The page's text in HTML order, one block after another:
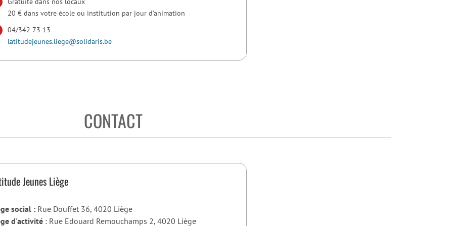
20 € dans votre école ou institution par jour d’animation
04/342 73 13
latitudejeunes.liege@solidaris.be
CONTACT
Jeunes Liège
social : Rue Douffet 36, 4020 Liège
d'activité: Rue Edouard Remouchamps 2, 4020 Liège